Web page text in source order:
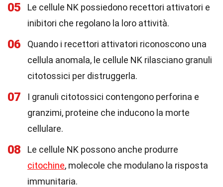
05
Le cellule NK possiedono recettori attivatori e
inibitori che regolano la loro attività.
06
Quando i recettori attivatori riconoscono una
cellula anomala, le cellule NK rilasciano granuli
citotossici per distruggerla.
07
I granuli citotossici contengono perforina e
granzimi, proteine che inducono la morte
cellulare.
08
Le cellule NK possono anche produrre
citochine, molecole che modulano la risposta
immunitaria.